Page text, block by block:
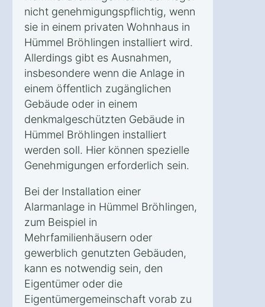
nicht genehmigungspflichtig, wenn
sie in einem privaten Wohnhaus in
Hümmel Bröhlingen installiert wird.
Allerdings gibt es Ausnahmen,
insbesondere wenn die Anlage in
einem öffentlich zugänglichen
Gebäude oder in einem
denkmalgeschützten Gebäude in
Hümmel Bröhlingen installiert
werden soll. Hier können spezielle
Genehmigungen erforderlich sein.
Bei der Installation einer
Alarmanlage in Hümmel Bröhlingen,
zum Beispiel in
Mehrfamilienhäusern oder
gewerblich genutzten Gebäuden,
kann es notwendig sein, den
Eigentümer oder die
Eigentümergemeinschaft vorab zu